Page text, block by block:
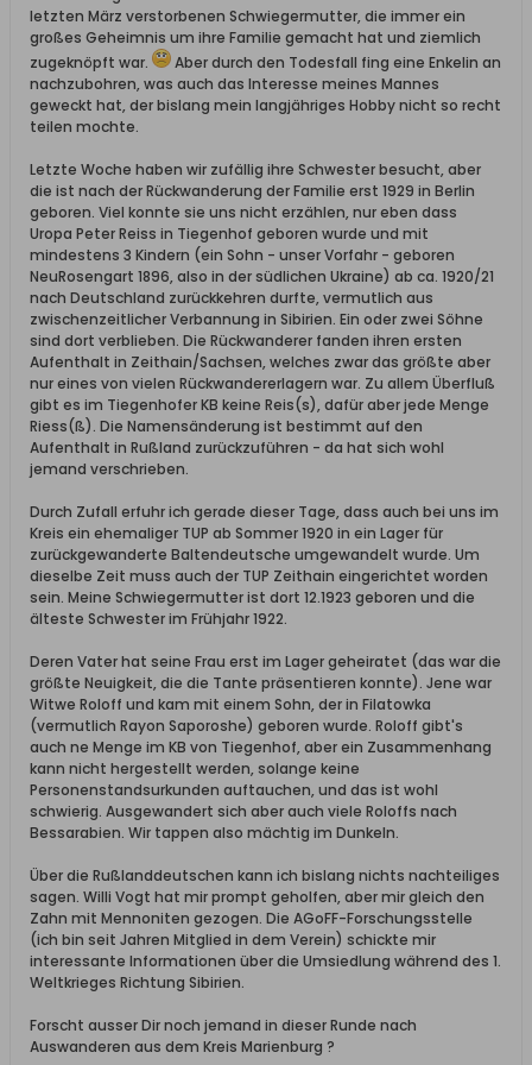
letzten März verstorbenen Schwiegermutter, die immer ein
großes Geheimnis um ihre Familie gemacht hat und ziemlich
zugeknöpft war.
Aber durch den Todesfall fing eine Enkelin an
nachzubohren, was auch das Interesse meines Mannes
geweckt hat, der bislang mein langjähriges Hobby nicht so recht
teilen mochte.
Letzte Woche haben wir zufällig ihre Schwester besucht, aber
die ist nach der Rückwanderung der Familie erst 1929 in Berlin
geboren. Viel konnte sie uns nicht erzählen, nur eben dass
Uropa Peter Reiss in Tiegenhof geboren wurde und mit
mindestens 3 Kindern (ein Sohn - unser Vorfahr - geboren
NeuRosengart 1896, also in der südlichen Ukraine) ab ca. 1920/21
nach Deutschland zurückkehren durfte, vermutlich aus
zwischenzeitlicher Verbannung in Sibirien. Ein oder zwei Söhne
sind dort verblieben. Die Rückwanderer fanden ihren ersten
Aufenthalt in Zeithain/Sachsen, welches zwar das größte aber
nur eines von vielen Rückwandererlagern war. Zu allem Überfluß
gibt es im Tiegenhofer KB keine Reis(s), dafür aber jede Menge
Riess(ß). Die Namensänderung ist bestimmt auf den
Aufenthalt in Rußland zurückzuführen - da hat sich wohl
jemand verschrieben.
Durch Zufall erfuhr ich gerade dieser Tage, dass auch bei uns im
Kreis ein ehemaliger TUP ab Sommer 1920 in ein Lager für
zurückgewanderte Baltendeutsche umgewandelt wurde. Um
dieselbe Zeit muss auch der TUP Zeithain eingerichtet worden
sein. Meine Schwiegermutter ist dort 12.1923 geboren und die
älteste Schwester im Frühjahr 1922.
Deren Vater hat seine Frau erst im Lager geheiratet (das war die
größte Neuigkeit, die die Tante präsentieren konnte). Jene war
Witwe Roloff und kam mit einem Sohn, der in Filatowka
(vermutlich Rayon Saporoshe) geboren wurde. Roloff gibt's
auch ne Menge im KB von Tiegenhof, aber ein Zusammenhang
kann nicht hergestellt werden, solange keine
Personenstandsurkunden auftauchen, und das ist wohl
schwierig. Ausgewandert sich aber auch viele Roloffs nach
Bessarabien. Wir tappen also mächtig im Dunkeln.
Über die Rußlanddeutschen kann ich bislang nichts nachteiliges
sagen. Willi Vogt hat mir prompt geholfen, aber mir gleich den
Zahn mit Mennoniten gezogen. Die AGoFF-Forschungsstelle
(ich bin seit Jahren Mitglied in dem Verein) schickte mir
interessante Informationen über die Umsiedlung während des 1.
Weltkrieges Richtung Sibirien.
Forscht ausser Dir noch jemand in dieser Runde nach
Auswanderen aus dem Kreis Marienburg ?